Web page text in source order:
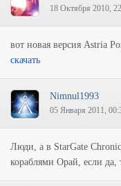
18 Октября 2010,
вот новая версия Astria
скачать
Nimnul1993
05 Января 2011,
Люди, а в StarGate
кораблями Орай, если да,